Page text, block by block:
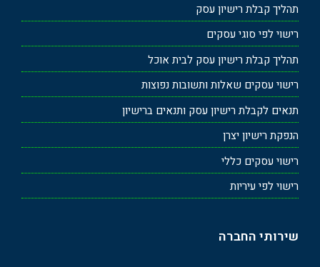
תהליך קבלת רישיון עסק
רישוי לפי סוגי עסקים
תהליך קבלת רישיון עסק לבית אוכל
רישוי עסקים שאלות ותשובות נפוצות
תנאים לקבלת רישיון עסק ותנאים ברישיון
הנפקת רישיון יצרן
רישוי עסקים כללי
רישוי לפי עיריות
שירותי החברה